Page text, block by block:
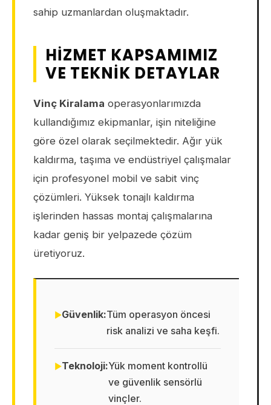
sahip uzmanlardan oluşmaktadır.
HIZMET KAPSAMIMIZ
VE TEKNIK DETAYLAR
Vinç Kiralama operasyonlarımızda
kullandığımız ekipmanlar, işin niteliğine
göre özel olarak seçilmektedir. Ağır yük
kaldırma, taşıma ve endüstriyel çalışmalar
için profesyonel mobil ve sabit vinç
çözümleri. Yüksek tonajlı kaldırma
işlerinden hassas montaj çalışmalarına
kadar geniş bir yelpazede çözüm
üretiyoruz.
Güvenlik:Tüm operasyon öncesi
risk analizi ve saha keşfi.
Teknoloji:Yük moment kontrollü
ve güvenlik sensörlü
vinçler.